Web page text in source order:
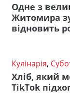
Одне з
Житомира
відновить
Кулінарія,
Хліб, який
TikTok